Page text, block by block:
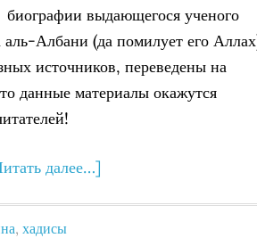
биографии выдающегося ученого
Албани (да помилует его
источников, переведены на
данные материалы окажутся
далее…]
, хадисы